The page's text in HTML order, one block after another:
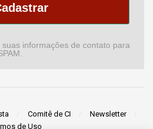
informações de contato para
Comitê de CI
Newsletter
de Uso